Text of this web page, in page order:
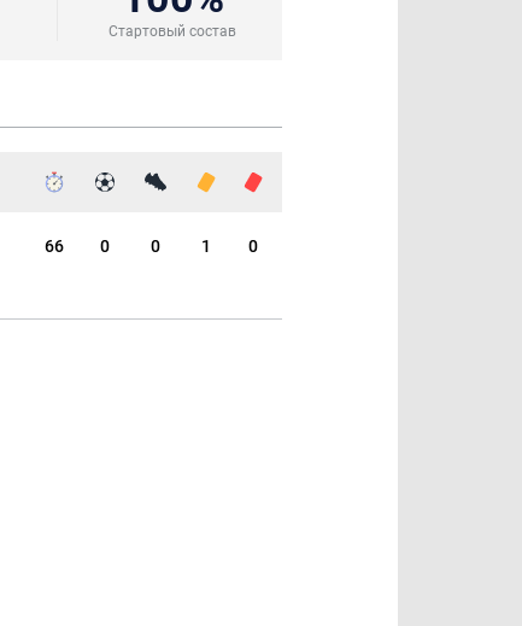
Стартовый состав
66 0 0 1 0